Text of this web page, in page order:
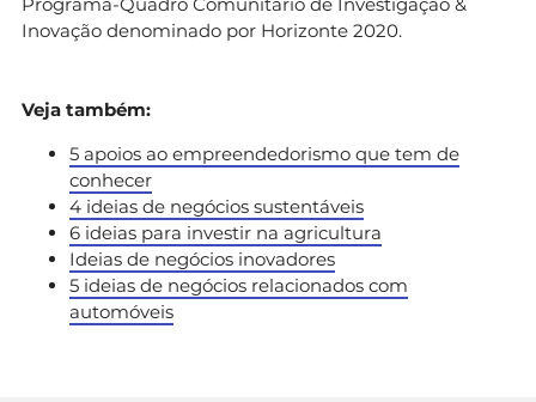
Inovação denominado por Horizonte 2020.
Veja também:
5 apoios ao empreendedorismo que tem de
conhecer
4 ideias de negócios sustentáveis
6 ideias para investir na agricultura
Ideias de negócios inovadores
5 ideias de negócios relacionados com
automóveis